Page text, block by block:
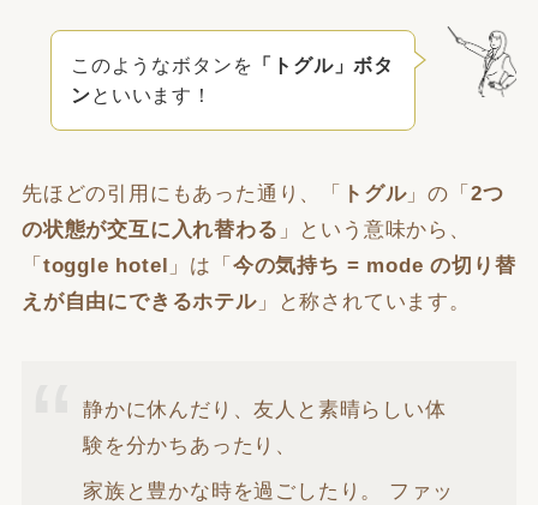
このようなボタンを 「トグル」ボタ
ンといいます！
先ほどの引用にもあった通り、「 トグル」の「 2つ
の状態が交互に入れ替わる 」という意味から、
「 toggle hotel 」は「 今の気持ち = mode の切り替
えが自由にできるホテル」と称されています。
静かに休んだり、友人と素晴らしい体
験を分かちあったり、
家族と豊かな時を過ごしたり。 ファッ